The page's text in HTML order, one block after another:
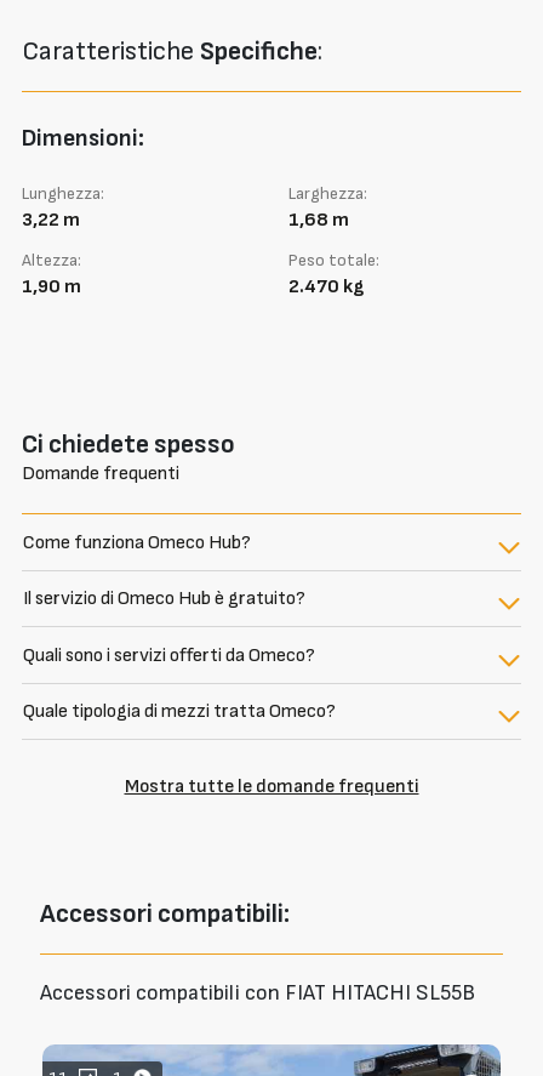
Caratteristiche Specifiche:
Dimensioni:
Lunghezza:
3,22 m
Larghezza:
1,68 m
Altezza:
1,90 m
Peso totale:
2.470 kg
Ci chiedete spesso
Domande frequenti
Come funziona Omeco Hub?
Il servizio di Omeco Hub è gratuito?
Quali sono i servizi offerti da Omeco?
Quale tipologia di mezzi tratta Omeco?
Mostra tutte le domande frequenti
Accessori compatibili:
Accessori compatibili con FIAT HITACHI SL55B